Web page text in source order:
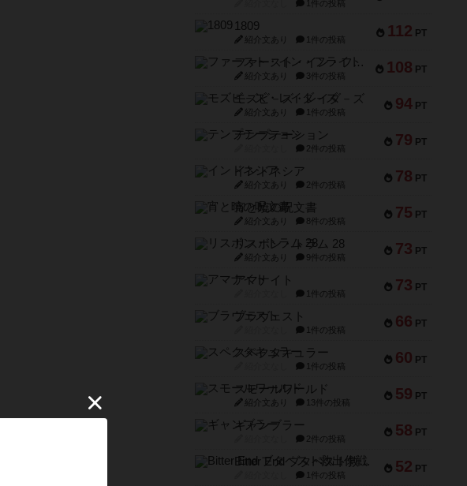
1件の投稿
112 PT
1809
紹介文あり 1件の投稿
108 PT
ファースト・イン・フライト
紹介文あり 3件の投稿
94 PT
モズビ－ズ・レイダ－ズ
紹介文あり 1件の投稿
79 PT
テンプテーション
2件の投稿
78 PT
インドネシア
紹介文あり 2件の投稿
75 PT
宵と暁の呪文書
紹介文あり 8件の投稿
73 PT
リスボン・トラム 28
紹介文あり 9件の投稿
73 PT
アマナイト
1件の投稿
66 PT
ブラヴェスト
1件の投稿
60 PT
スペクタキュラー
1件の投稿
59 PT
スモールワールド
紹介文あり 13件の投稿
58 PT
ギャンブラー
2件の投稿
52 PT
Bitter End ブタペスト救出作戦
1件の投稿